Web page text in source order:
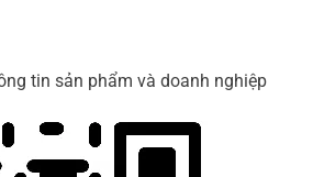
tin sản phẩm và doanh nghiệp